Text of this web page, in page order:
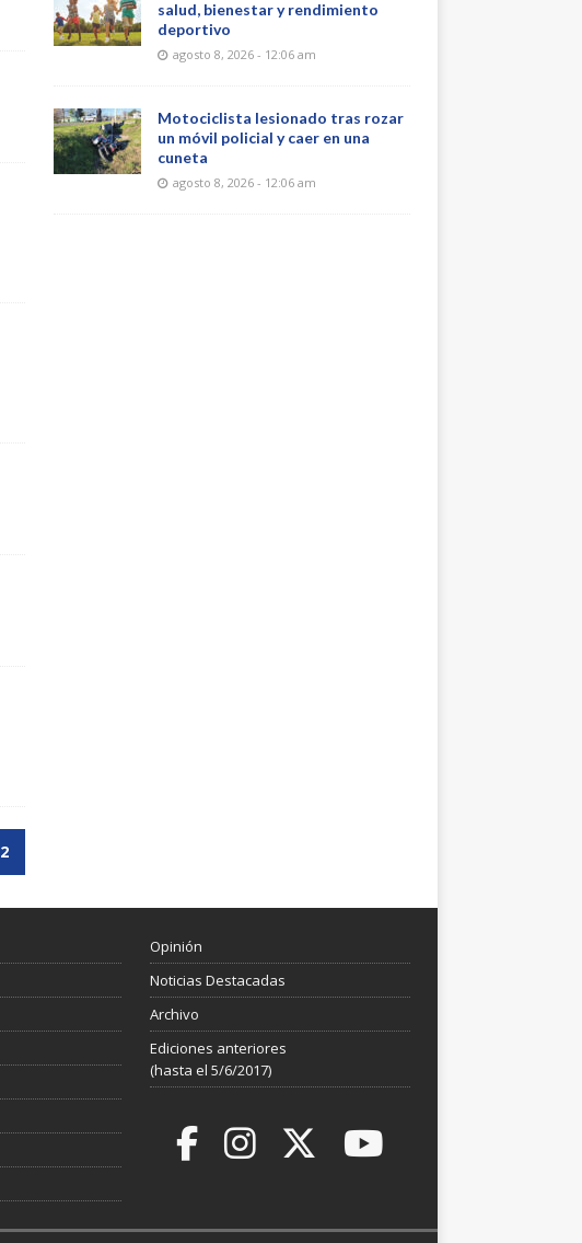
2
salud, bienestar y rendimiento
deportivo
agosto 8, 2026 - 12:06 am
Motociclista lesionado tras rozar
un móvil policial y caer en una
cuneta
agosto 8, 2026 - 12:06 am
Opinión
Noticias Destacadas
Archivo
Ediciones anteriores
(hasta el 5/6/2017)